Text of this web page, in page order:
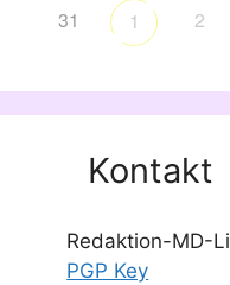
31 1 2
Kontakt
Redaktion-MD-
PGP Key